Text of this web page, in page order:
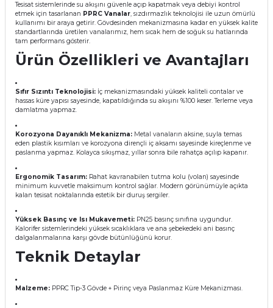
Tesisat sistemlerinde su akışını güvenle açıp kapatmak veya debiyi kontrol
etmek için tasarlanan PPRC Vanalar, sızdırmazlık teknolojisi ile uzun ömürlü
kullanımı bir araya getirir. Gövdesinden mekanizmasına kadar en yüksek kalite
standartlarında üretilen vanalarımız, hem sıcak hem de soğuk su hatlarında
tam performans gösterir.
Ürün Özellikleri ve Avantajları
Sıfır Sızıntı Teknolojisi: İç mekanizmasındaki yüksek kaliteli contalar ve
hassas küre yapısı sayesinde, kapatıldığında su akışını %100 keser. Terleme veya
damlatma yapmaz.
Korozyona Dayanıklı Mekanizma: Metal vanaların aksine, suyla temas
eden plastik kısımları ve korozyona dirençli iç aksamı sayesinde kireçlenme ve
paslanma yapmaz. Kolayca sıkışmaz, yıllar sonra bile rahatça açılıp kapanır.
Ergonomik Tasarım: Rahat kavranabilen tutma kolu (volan) sayesinde
minimum kuvvetle maksimum kontrol sağlar. Modern görünümüyle açıkta
kalan tesisat noktalarında estetik bir duruş sergiler.
Yüksek Basınç ve Isı Mukavemeti: PN25 basınç sınıfına uygundur.
Kalorifer sistemlerindeki yüksek sıcaklıklara ve ana şebekedeki ani basınç
dalgalanmalarına karşı gövde bütünlüğünü korur.
Teknik Detaylar
Malzeme: PPRC Tip-3 Gövde + Pirinç veya Paslanmaz Küre Mekanizması.